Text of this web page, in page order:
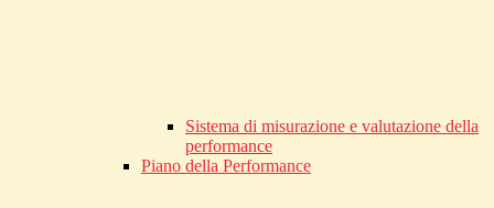
Sistema di misurazione e valutazione della
performance
Piano della Performance